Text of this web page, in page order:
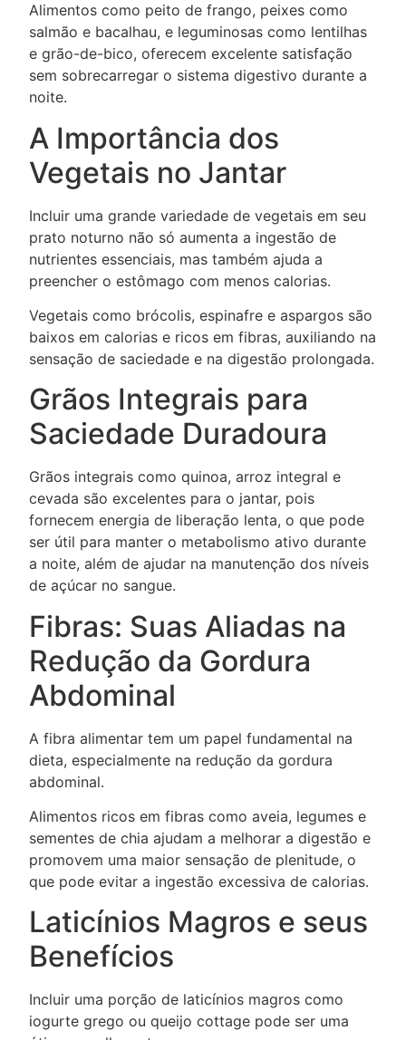
Alimentos como peito de frango, peixes como
salmão e bacalhau, e leguminosas como lentilhas
e grão-de-bico, oferecem excelente satisfação
sem sobrecarregar o sistema digestivo durante a
noite.
A Importância dos
Vegetais no Jantar
Incluir uma grande variedade de vegetais em seu
prato noturno não só aumenta a ingestão de
nutrientes essenciais, mas também ajuda a
preencher o estômago com menos calorias.
Vegetais como brócolis, espinafre e aspargos são
baixos em calorias e ricos em fibras, auxiliando na
sensação de saciedade e na digestão prolongada.
Grãos Integrais para
Saciedade Duradoura
Grãos integrais como quinoa, arroz integral e
cevada são excelentes para o jantar, pois
fornecem energia de liberação lenta, o que pode
ser útil para manter o metabolismo ativo durante
a noite, além de ajudar na manutenção dos níveis
de açúcar no sangue.
Fibras: Suas Aliadas na
Redução da Gordura
Abdominal
A fibra alimentar tem um papel fundamental na
dieta, especialmente na redução da gordura
abdominal.
Alimentos ricos em fibras como aveia, legumes e
sementes de chia ajudam a melhorar a digestão e
promovem uma maior sensação de plenitude, o
que pode evitar a ingestão excessiva de calorias.
Laticínios Magros e seus
Benefícios
Incluir uma porção de laticínios magros como
iogurte grego ou queijo cottage pode ser uma